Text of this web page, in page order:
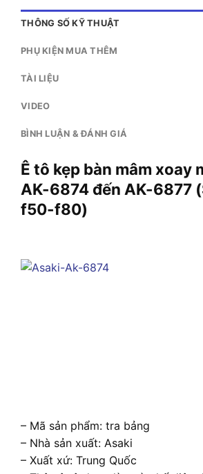
THÔNG SỐ KỸ THUẬT
PHỤ KIỆN MUA THÊM
TÀI LIỆU
VIDEO
BÌNH LUẬN & ĐÁNH GIÁ
Ê tô kẹp bàn mâm xoay
AK-6874 đến AK-6877
f50-f80)
– Mã sản phẩm: tra bảng
– Nhà sản xuất: Asaki
– Xuất xứ: Trung Quốc